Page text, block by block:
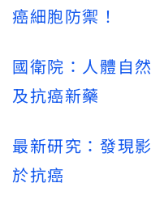
癌細胞防禦！
國衛院：人體自
及抗癌新藥
最新研究：發現
於抗癌